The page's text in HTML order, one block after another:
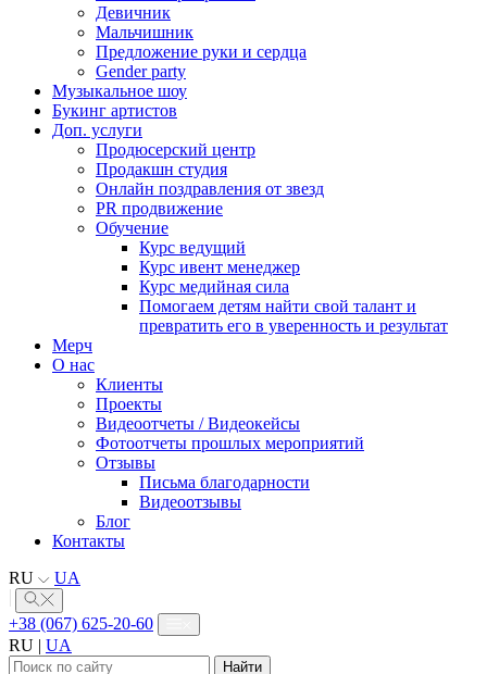
Девичник
Мальчишник
Предложение руки и сердца
Gender party
Музыкальное шоу
Букинг артистов
Доп. услуги
Продюсерский центр
Продакшн студия
Онлайн поздравления от звезд
PR продвижение
Обучение
Курс ведущий
Курс ивент менеджер
Курс медийная сила
Помогаем детям найти свой талант и
превратить его в уверенность и результат
Мерч
О нас
Клиенты
Проекты
Видеоотчеты / Видеокейсы
Фотоотчеты прошлых мероприятий
Отзывы
Письма благодарности
Видеоотзывы
Блог
Контакты
RU
UA
+38 (067) 625-20-60
RU | UA
Найти: